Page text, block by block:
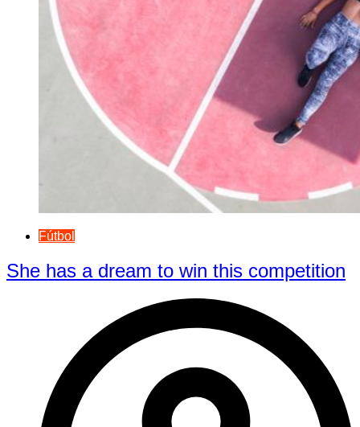
Fútbol
She has a dream to win this competition